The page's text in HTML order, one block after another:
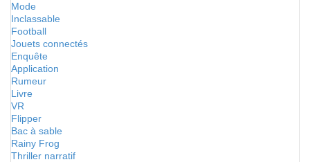
Mode
Inclassable
Football
Jouets connectés
Enquête
Application
Rumeur
Livre
VR
Flipper
Bac à sable
Rainy Frog
Thriller narratif